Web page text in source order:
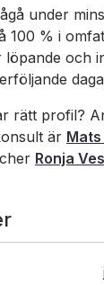
under
100 % i
löpande och
rätt profil?
är Mats
Ronja